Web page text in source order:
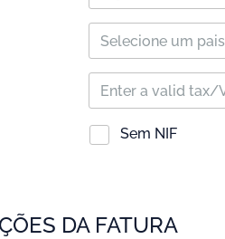
Selecione um pais
Sem NIF
DA FATURA